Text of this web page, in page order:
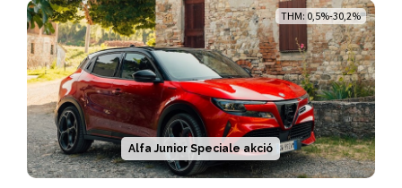
THM: 0,5%-30,2%
Alfa Junior Speciale akció